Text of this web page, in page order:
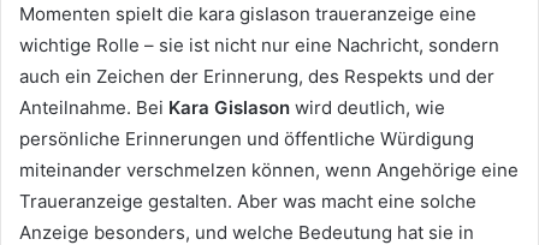
Momenten spielt die kara gislason traueranzeige eine
wichtige Rolle – sie ist nicht nur eine Nachricht, sondern
auch ein Zeichen der Erinnerung, des Respekts und der
Anteilnahme. Bei Kara Gislason wird deutlich, wie
persönliche Erinnerungen und öffentliche Würdigung
miteinander verschmelzen können, wenn Angehörige eine
Traueranzeige gestalten. Aber was macht eine solche
Anzeige besonders, und welche Bedeutung hat sie in